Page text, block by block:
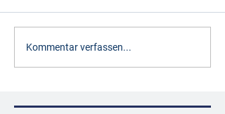
Kommentar verfassen...